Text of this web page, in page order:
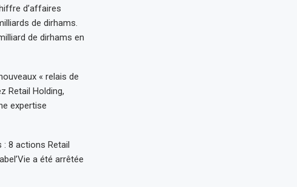
d’affaires
de dirhams.
de dirhams en
« relais de
Retail Holding,
expertise
: 8 actions Retail
a été arrêtée